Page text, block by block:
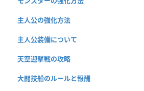
主人公の強化方法
主人公装備について
天空迎撃戦の攻略
大闘技船のルールと報酬